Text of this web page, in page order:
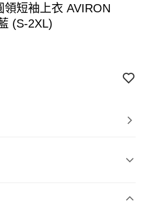
短袖上衣 AVIRON
(S-2XL)